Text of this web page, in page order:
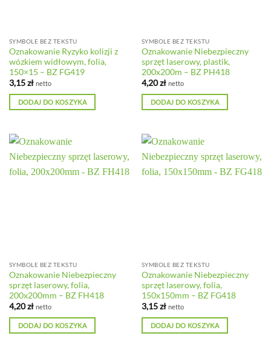
SYMBOLE BEZ TEKSTU
Oznakowanie Ryzyko kolizji z
wózkiem widłowym, folia,
150×15 – BZ FG419
3,15zł netto
DODAJ DO KOSZYKA
SYMBOLE BEZ TEKSTU
Oznakowanie Niebezpieczny
sprzęt laserowy, plastik,
200x200m – BZ PH418
4,20zł netto
DODAJ DO KOSZYKA
SYMBOLE BEZ TEKSTU
Oznakowanie Niebezpieczny
sprzęt laserowy, folia,
200x200mm – BZ FH418
4,20zł netto
DODAJ DO KOSZYKA
SYMBOLE BEZ TEKSTU
Oznakowanie Niebezpieczny
sprzęt laserowy, folia,
150x150mm – BZ FG418
3,15zł netto
DODAJ DO KOSZYKA